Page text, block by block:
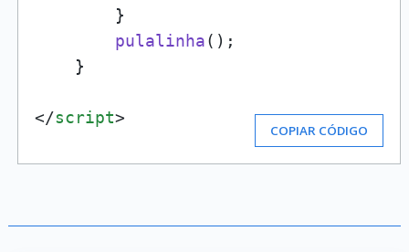
        }
pulalinha();
    }
</script>
COPIAR CÓDIGO